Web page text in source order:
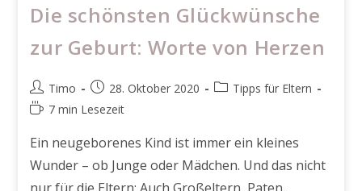
Die schönsten Glückwünsche
zur Geburt: Worte von Herzen
Beitrags-
Autor:
Timo
Beitrag
veröffentlicht:
28. Oktober 2020
Beitrags-
Tipps für Eltern
Lesedauer:
7 min Lesezeit
Ein neugeborenes Kind ist immer ein kleines
Wunder – ob Junge oder Mädchen. Und das nicht